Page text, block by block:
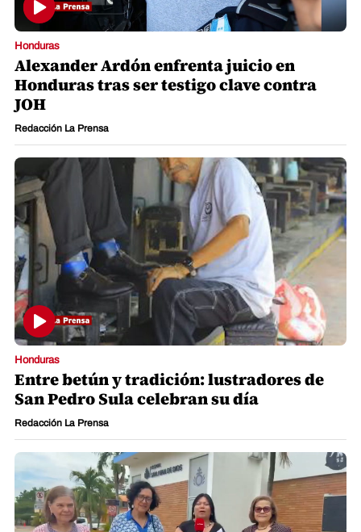
Honduras
Alexander Ardón enfrenta juicio en
Honduras tras ser testigo clave contra
JOH
Redacción La Prensa
Honduras
Entre betún y tradición: lustradores de
San Pedro Sula celebran su día
Redacción La Prensa